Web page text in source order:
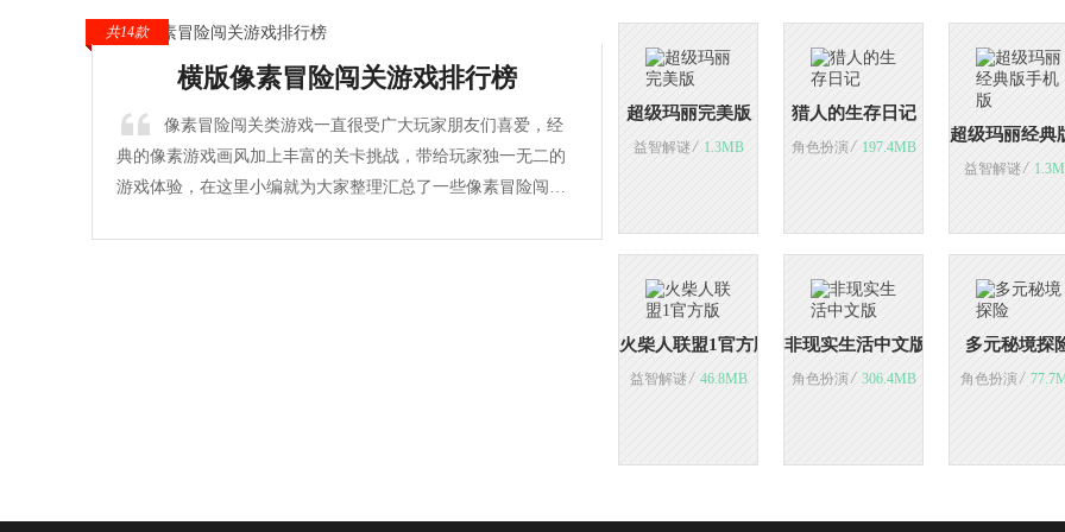
共14款
横版像素冒险闯关游戏排行榜
像素冒险闯关类游戏一直很受广大玩家朋友们喜爱，经
典的像素游戏画风加上丰富的关卡挑战，带给玩家独一无二的
游戏体验，在这里小编就为大家整理汇总了一些像素冒险闯关
超级玛丽完美版
益智解谜/ 1.3MB
猎人的生存日记
角色扮演/ 197.4MB
超级玛丽经典
益智解谜/
火柴人联盟1官方版
益智解谜/ 46.8MB
非现实生活中文版
角色扮演/ 306.4MB
多元秘境探
角色扮演/